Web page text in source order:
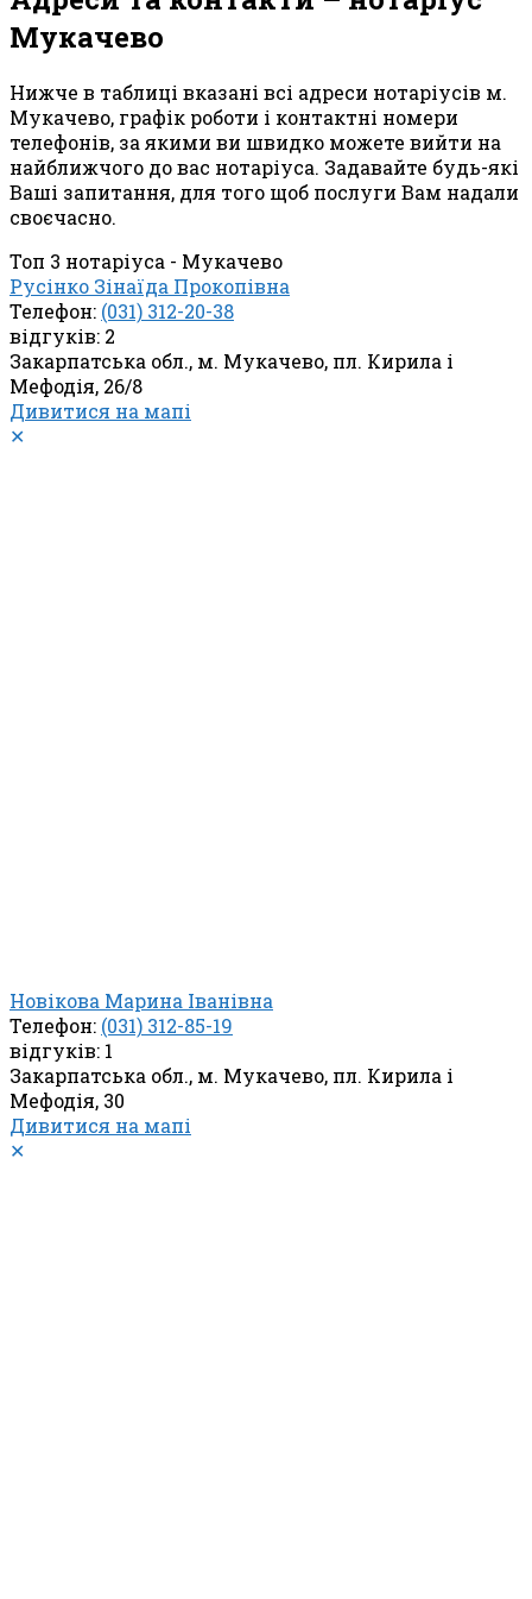
Мукачево
Нижче в таблиці вказані всі адреси нотаріусів м.
Мукачево, графік роботи і контактні номери
телефонів, за якими ви швидко можете вийти на
найближчого до вас нотаріуса. Задавайте будь-які
Ваші запитання, для того щоб послуги Вам надали
своєчасно.
Топ 3 нотаріуса - Мукачево
Русінко Зінаїда Прокопівна
Телефон: (031) 312-20-38
відгуків: 2
Закарпатська обл., м. Мукачево, пл. Кирила і
Мефодія, 26/8
Дивитися на мапі
✕
Новікова Марина Іванівна
Телефон: (031) 312-85-19
відгуків: 1
Закарпатська обл., м. Мукачево, пл. Кирила і
Мефодія, 30
Дивитися на мапі
✕